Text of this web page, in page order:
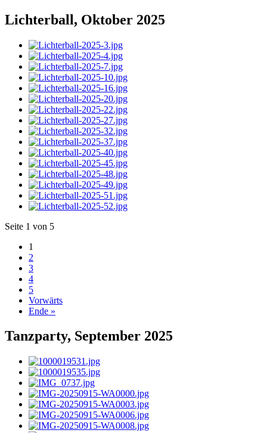
Lichterball, Oktober 2025
Seite 1 von 5
1
2
3
4
5
Vorwärts
Ende »
Tanzparty, September 2025